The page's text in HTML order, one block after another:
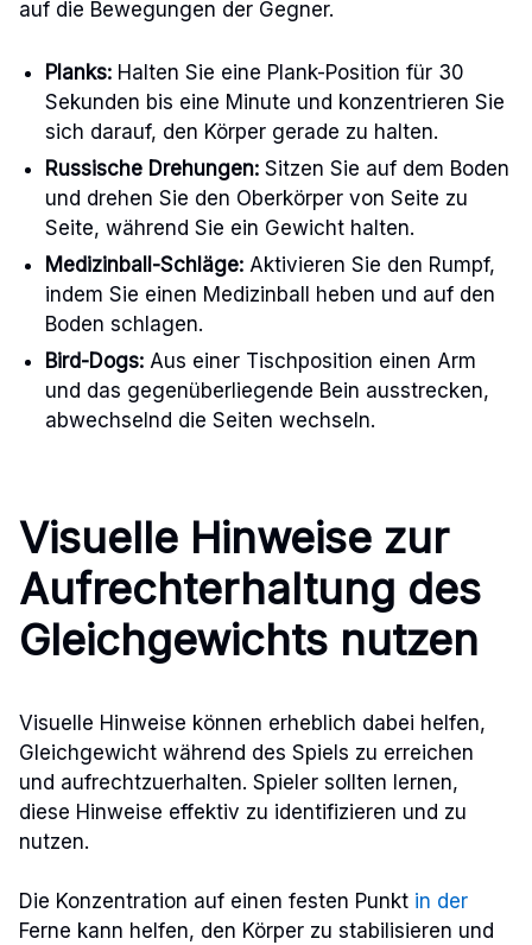
auf die Bewegungen der Gegner.
Planks: Halten Sie eine Plank-Position für 30
Sekunden bis eine Minute und konzentrieren Sie
sich darauf, den Körper gerade zu halten.
Russische Drehungen: Sitzen Sie auf dem Boden
und drehen Sie den Oberkörper von Seite zu
Seite, während Sie ein Gewicht halten.
Medizinball-Schläge: Aktivieren Sie den Rumpf,
indem Sie einen Medizinball heben und auf den
Boden schlagen.
Bird-Dogs: Aus einer Tischposition einen Arm
und das gegenüberliegende Bein ausstrecken,
abwechselnd die Seiten wechseln.
Visuelle Hinweise zur
Aufrechterhaltung des
Gleichgewichts nutzen
Visuelle Hinweise können erheblich dabei helfen,
Gleichgewicht während des Spiels zu erreichen
und aufrechtzuerhalten. Spieler sollten lernen,
diese Hinweise effektiv zu identifizieren und zu
nutzen.
Die Konzentration auf einen festen Punkt in der
Ferne kann helfen, den Körper zu stabilisieren und